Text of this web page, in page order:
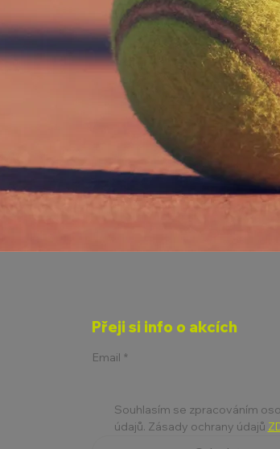
Přeji si info o akcích
Email *
Souhlasím se zpracováním
údajů. Zásady ochrany údajů